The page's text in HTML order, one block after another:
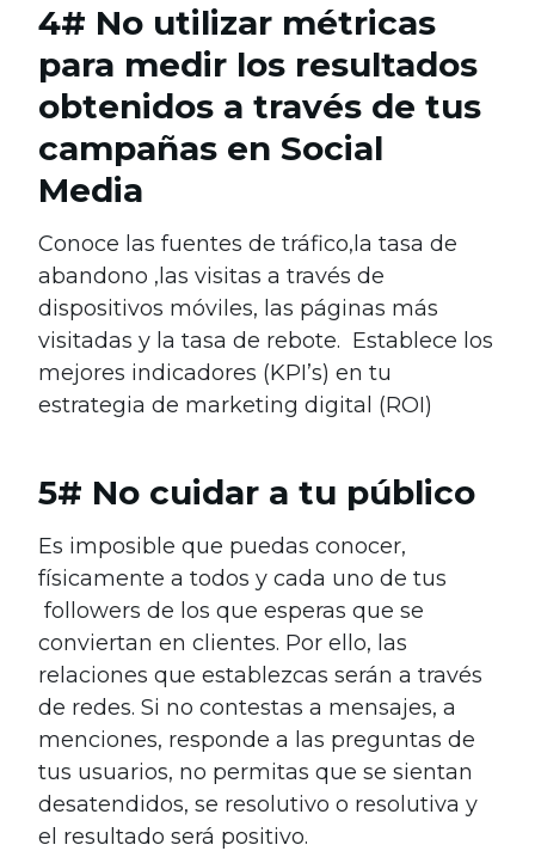
4# No utilizar métricas
para medir los resultados
obtenidos a través de tus
campañas en Social
Media
Conoce las fuentes de tráfico,la tasa de
abandono ,las visitas a través de
dispositivos móviles, las páginas más
visitadas y la tasa de rebote. Establece los
mejores indicadores (KPI’s) en tu
estrategia de marketing digital (ROI)
5# No cuidar a tu público
Es imposible que puedas conocer,
físicamente a todos y cada uno de tus
followers de los que esperas que se
conviertan en clientes. Por ello, las
relaciones que establezcas serán a través
de redes. Si no contestas a mensajes, a
menciones, responde a las preguntas de
tus usuarios, no permitas que se sientan
desatendidos, se resolutivo o resolutiva y
el resultado será positivo.